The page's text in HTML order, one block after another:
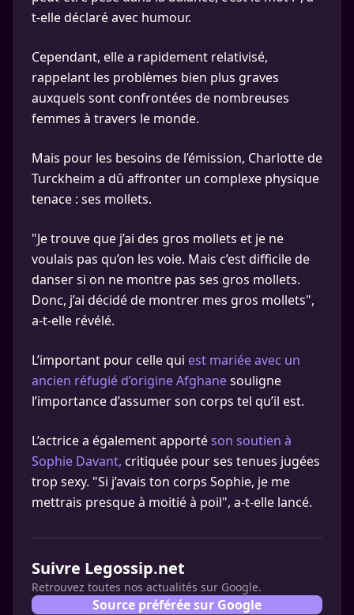
t-elle déclaré avec humour.
Cependant, elle a rapidement relativisé,
rappelant les problèmes bien plus graves
auxquels sont confrontées de nombreuses
femmes à travers le monde.
Mais pour les besoins de l’émission, Charlotte de
Turckheim a dû affronter un complexe physique
tenace : ses mollets.
"Je trouve que j’ai des gros mollets et je ne
voulais pas qu’on les voie. Mais c’est difficile de
danser si on ne montre pas ses gros mollets.
Donc, j’ai décidé de montrer mes gros mollets",
a-t-elle révélé.
L’important pour celle qui est mariée avec un
ancien réfugié d’origine Afghanesouligne
l’importance d’assumer son corps tel qu’il est.
L’actrice a également apportéson soutien à
Sophie Davant, critiquée pour ses tenues jugées
trop sexy. "Si j’avais ton corps Sophie, je me
mettrais presque à moitié à poil", a-t-elle lancé.
Suivre Legossip.net
Retrouvez toutes nos actualités sur Google.
Source préférée sur Google